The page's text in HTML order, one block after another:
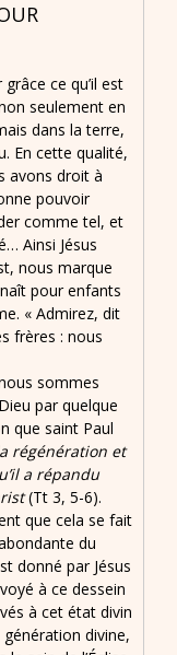
ce qu’il est
seulement en
dans la terre,
En cette qualité,
avons droit à
pouvoir
comme tel, et
Ainsi Jésus
nous marque
pour enfants
« Admirez, dit
frères : nous
sommes
par quelque
que saint Paul
régénération et
a répandu
(Tt 3, 5-6).
que cela se fait
du
donné par Jésus
à ce dessein
à cet état divin
divine,